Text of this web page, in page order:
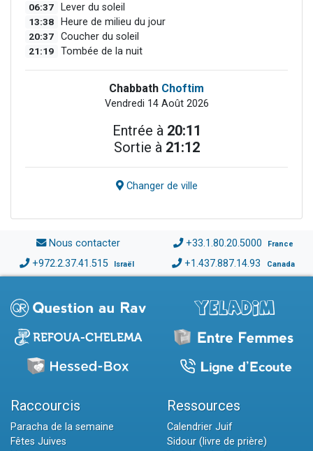
06:37 Lever du soleil
13:38 Heure de milieu du jour
20:37 Coucher du soleil
21:19 Tombée de la nuit
Chabbath Choftim
Vendredi 14 Août 2026
Entrée à 20:11
Sortie à 21:12
Changer de ville
Nous contacter +33.1.80.20.5000 France
+972.2.37.41.515 Israël +1.437.887.14.93 Canada
Raccourcis
Paracha de la semaine
Fêtes Juives
Ressources
Calendrier Juif
Sidour (livre de prière)